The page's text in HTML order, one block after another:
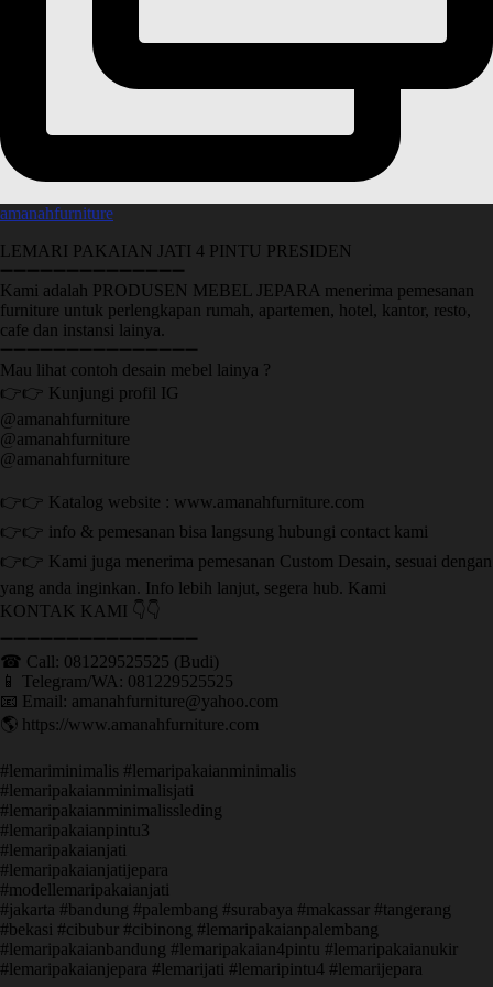
amanahfurniture
LEMARI PAKAIAN JATI 4 PINTU PRESIDEN
➖➖➖➖➖➖➖➖➖➖➖➖➖➖
Kami adalah PRODUSEN MEBEL JEPARA menerima pemesanan
furniture untuk perlengkapan rumah, apartemen, hotel, kantor, resto,
cafe dan instansi lainya.
➖➖➖➖➖➖➖➖➖➖➖➖➖➖➖
Mau lihat contoh desain mebel lainya ?
👉👉 Kunjungi profil IG
@amanahfurniture
@amanahfurniture
@amanahfurniture
👉👉 Katalog website : www.amanahfurniture.com
👉👉 info & pemesanan bisa langsung hubungi contact kami
👉👉 Kami juga menerima pemesanan Custom Desain, sesuai dengan
yang anda inginkan. Info lebih lanjut, segera hub. Kami
KONTAK KAMI 👇👇
➖➖➖➖➖➖➖➖➖➖➖➖➖➖➖ ㅤ
☎ Call: 081229525525 (Budi)
📱 Telegram/WA: 081229525525
📧 Email: amanahfurniture@yahoo.com
🌎 https://www.amanahfurniture.com
#lemariminimalis #lemaripakaianminimalis
#lemaripakaianminimalisjati
#lemaripakaianminimalissleding
#lemaripakaianpintu3
#lemaripakaianjati
#lemaripakaianjatijepara
#modellemaripakaianjati
#jakarta #bandung #palembang #surabaya #makassar #tangerang
#bekasi #cibubur #cibinong #lemaripakaianpalembang
#lemaripakaianbandung #lemaripakaian4pintu #lemaripakaianukir
#lemaripakaianjepara #lemarijati #lemaripintu4 #lemarijepara